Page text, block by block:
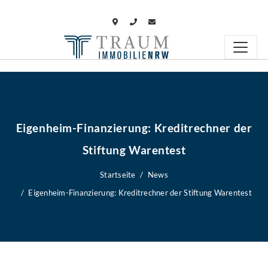
Eigenheim-Finanzierung: Kreditrechner der
Stiftung Warentest
Startseite
News
Eigenheim-Finanzierung: Kreditrechner der Stiftung Warentest